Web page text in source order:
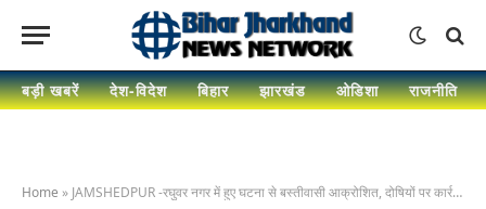
बड़ी खबरें देश-विदेश बिहार झारखंड ओडिशा राजनीति
Home » JAMSHEDPUR -रघुवर नगर में हुए घटना से बस्तीवासी आक्रोशित, दोषियों पर कार्रवाई को भाजपा ने दिया तीन दिन का समय।